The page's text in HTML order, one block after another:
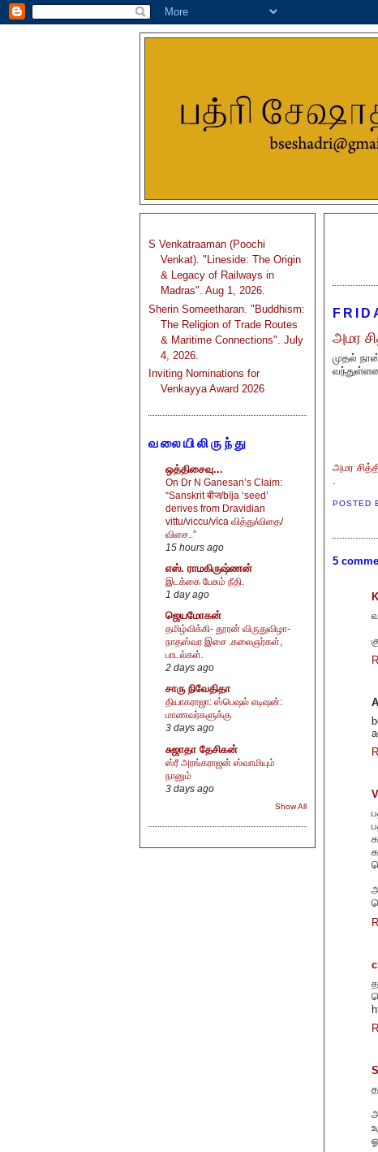
S Venkatraaman (Poochi
Venkat). "Lineside: The Origin
& Legacy of Railways in
Madras". Aug 1, 2026.
Sherin Someetharan. "Buddhism:
The Religion of Trade Routes
& Maritime Connections". July
4, 2026.
Inviting Nominations for
Venkayya Award 2026
வலையிலிருந்து
ஒத்திசைவு...
On Dr N Ganesan’s Claim:
“Sanskrit बीज/bīja ‘seed’
derives from Dravidian
vittu/viccu/vīca வித்து/விதை/
விசை..”
15 hours ago
எஸ். ராமகிருஷ்ணன்
இடக்கை பேசும் நீதி.
1 day ago
ஜெயமோகன்
தமிழ்விக்கி- தூரன் விருதுவிழா-
நாதஸ்வர இசை .கலைஞர்கள்,
பாடல்கள்.
2 days ago
சாரு நிவேதிதா
தியாகராஜா: ஸ்பெஷல் எடிஷன்:
மாணவர்களுக்கு
3 days ago
சுஜாதா தேசிகன்
ஸ்ரீ அரங்கராஜன் ஸ்வாமியும்
நானும்
3 days ago
Show All
அமர
முதல்
அமர
POSTED
5